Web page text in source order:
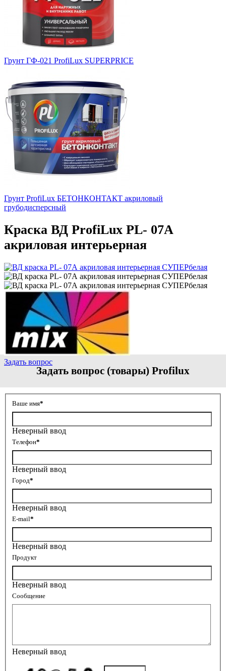
Грунт ГФ-021 ProfiLux SUPERPRICE
Грунт ProfiLux БЕТОНКОНТАКТ акриловый
грубодисперсный
Краска ВД ProfiLux PL- 07А
акриловая интерьерная
Задать вопрос
Задать вопрос (товары) Profilux
Ваше имя*
Неверный ввод
Телефон*
Неверный ввод
Город*
Неверный ввод
E-mail*
Неверный ввод
Продукт
Неверный ввод
Сообщение
Неверный ввод